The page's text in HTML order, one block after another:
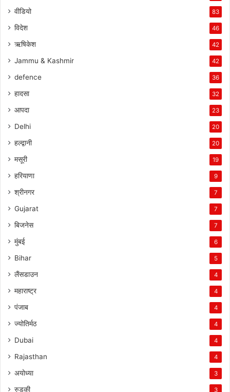
वीडियो 83
विदेश 46
ऋषिकेश 42
Jammu & Kashmir 42
defence 36
हादसा 32
आपदा 23
Delhi 20
हल्द्वानी 20
मसूरी 19
हरियाणा 9
श्रीनगर 7
Gujarat 7
बिजनेस 7
मुंबई 6
Bihar 5
लैंसडाउन 4
महाराष्ट्र 4
पंजाब 4
ज्योतिर्मठ 4
Dubai 4
Rajasthan 4
अयोध्या 3
रुड़की 3